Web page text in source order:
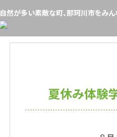
自然が多い素敵な町、那珂川市をみ
夏休み体験